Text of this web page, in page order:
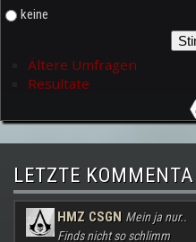
keine
Ältere Umfragen
Resultate
LETZTE
HMZ CSGN Mein ja nur..
Finds nicht so schlimm